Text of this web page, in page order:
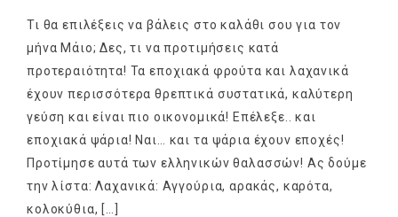
Τι θα επιλέξεις να βάλεις στο καλάθι σου για τον
μήνα Μάιο; Δες, τι να προτιμήσεις κατά
προτεραιότητα! Τα εποχιακά φρούτα και λαχανικά
έχουν περισσότερα θρεπτικά συστατικά, καλύτερη
γεύση και είναι πιο οικονομικά! Επέλεξε.. και
εποχιακά ψάρια! Ναι… και τα ψάρια έχουν εποχές!
Προτίμησε αυτά των ελληνικών θαλασσών! Ας δούμε
την λίστα: Λαχανικά: Αγγούρια, αρακάς, καρότα,
κολοκύθια, […]